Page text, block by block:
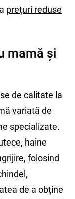
prețuri reduse
mamă și
de calitate la
variată de
specializate.
haine
folosind
de a obține